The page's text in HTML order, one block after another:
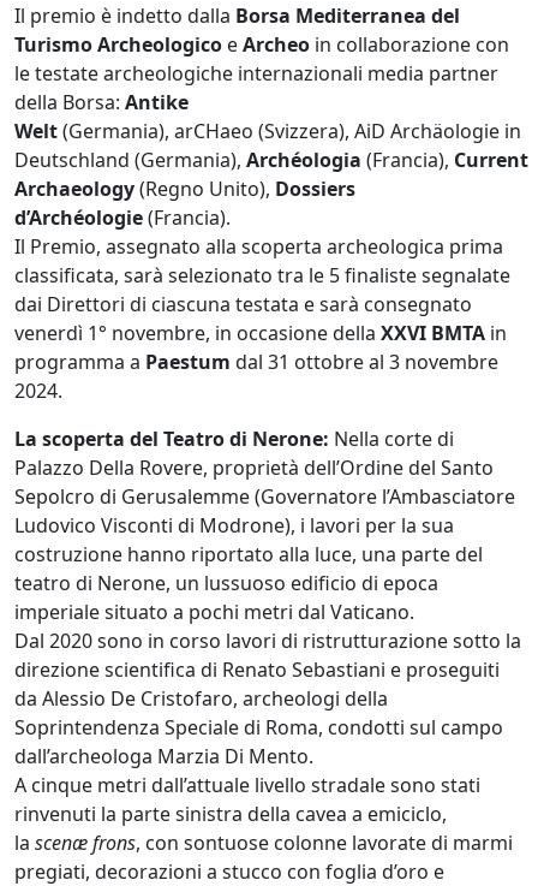
Il premio è indetto dalla Borsa Mediterranea del
Turismo Archeologico eArcheo in collaborazione con
le testate archeologiche internazionali media partner
della Borsa: Antike
Welt(Germania), arCHaeo (Svizzera), AiD Archäologie in
Deutschland (Germania), Archéologia (Francia), Current
Archaeology(Regno Unito), Dossiers
d’Archéologie(Francia).
Il Premio, assegnato alla scoperta archeologica prima
classificata, sarà selezionato tra le 5 finaliste segnalate
dai Direttori di ciascuna testata e sarà consegnato
venerdì 1° novembre, in occasione della XXVI BMTA in
programma a Paestum dal 31 ottobre al 3 novembre
2024.
La scoperta del Teatro di Nerone: Nella corte di
Palazzo Della Rovere, proprietà dell’Ordine del Santo
Sepolcro di Gerusalemme (Governatore l’Ambasciatore
Ludovico Visconti di Modrone), i lavori per la sua
costruzione hanno riportato alla luce, una parte del
teatro di Nerone, un lussuoso edificio di epoca
imperiale situato a pochi metri dal Vaticano.
Dal 2020 sono in corso lavori di ristrutturazione sotto la
direzione scientifica di Renato Sebastiani e proseguiti
da Alessio De Cristofaro, archeologi della
Soprintendenza Speciale di Roma, condotti sul campo
dall’archeologa Marzia Di Mento.
A cinque metri dall’attuale livello stradale sono stati
rinvenuti la parte sinistra della cavea a emiciclo,
la scenæ frons, con sontuose colonne lavorate di marmi
pregiati, decorazioni a stucco con foglia d’oro e